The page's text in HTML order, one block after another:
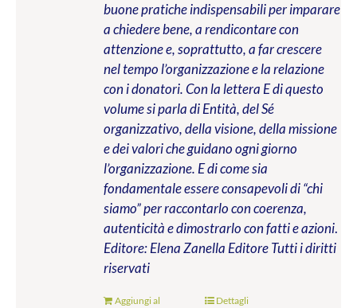
buone pratiche indispensabili per imparare
a chiedere bene, a rendicontare con
attenzione e, soprattutto, a far crescere
nel tempo l’organizzazione e la relazione
con i donatori. Con la lettera E di questo
volume si parla di Entità, del Sé
organizzativo, della visione, della missione
e dei valori che guidano ogni giorno
l’organizzazione. E di come sia
fondamentale essere consapevoli di “chi
siamo” per raccontarlo con coerenza,
autenticità e dimostrarlo con fatti e azioni.
Editore: Elena Zanella EditoreTutti i diritti
riservati
Aggiungi al
Dettagli